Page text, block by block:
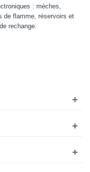
: mèches,
de flamme, réservoirs et
rechange.
+
+
+